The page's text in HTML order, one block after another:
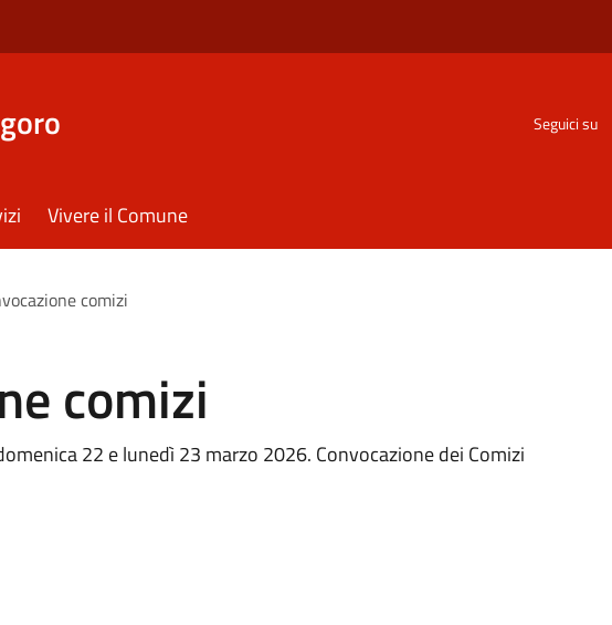
Seguici su
Vivere il Comune
comizi
comizi
22 e lunedì 23 marzo 2026. Convocazione dei Comizi